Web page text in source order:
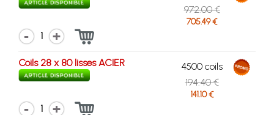
972.00 €
705.49 €
1
Coils 28 x 80 lisses ACIER
4500 coils
194.40 €
141.10 €
1